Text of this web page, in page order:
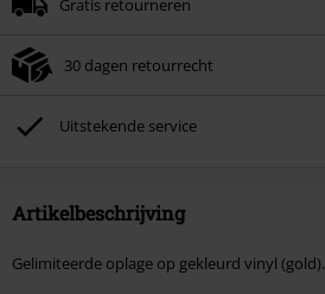
Gratis retourneren
30 dagen retourrecht
Uitstekende service
Artikelbeschrijving
Gelimiteerde oplage op gekleurd vinyl (gold).